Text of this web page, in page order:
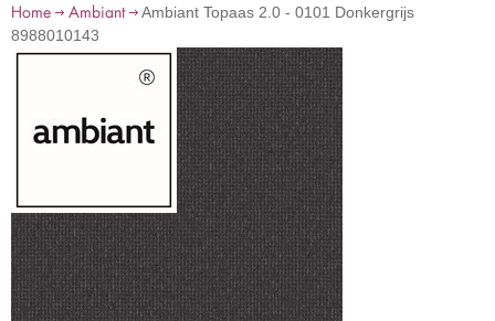
Home Ambiant
Ambiant Topaas 2.0 - 0101 Donkergrijs
8988010143